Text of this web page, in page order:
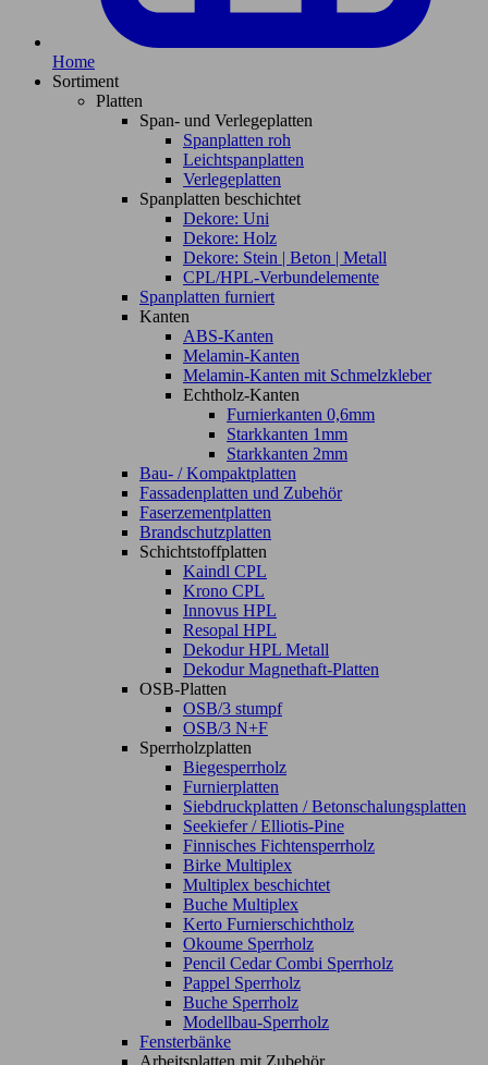
Home
Sortiment
Platten
Span- und Verlegeplatten
Spanplatten roh
Leichtspanplatten
Verlegeplatten
Spanplatten beschichtet
Dekore: Uni
Dekore: Holz
Dekore: Stein | Beton | Metall
CPL/HPL-Verbundelemente
Spanplatten furniert
Kanten
ABS-Kanten
Melamin-Kanten
Melamin-Kanten mit Schmelzkleber
Echtholz-Kanten
Furnierkanten 0,6mm
Starkkanten 1mm
Starkkanten 2mm
Bau- / Kompaktplatten
Fassadenplatten und Zubehör
Faserzementplatten
Brandschutzplatten
Schichtstoffplatten
Kaindl CPL
Krono CPL
Innovus HPL
Resopal HPL
Dekodur HPL Metall
Dekodur Magnethaft-Platten
OSB-Platten
OSB/3 stumpf
OSB/3 N+F
Sperrholzplatten
Biegesperrholz
Furnierplatten
Siebdruckplatten / Betonschalungsplatten
Seekiefer / Elliotis-Pine
Finnisches Fichtensperrholz
Birke Multiplex
Multiplex beschichtet
Buche Multiplex
Kerto Furnierschichtholz
Okoume Sperrholz
Pencil Cedar Combi Sperrholz
Pappel Sperrholz
Buche Sperrholz
Modellbau-Sperrholz
Fensterbänke